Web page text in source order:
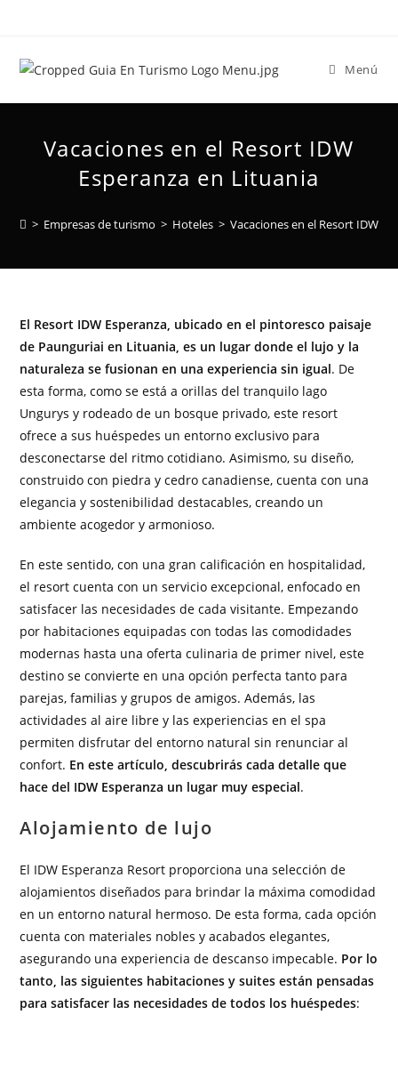
Menú
Vacaciones en el Resort IDW
Esperanza en Lituania
> Empresas de turismo > Hoteles > Vacaciones en el Resort IDW
El Resort IDW Esperanza, ubicado en el pintoresco paisaje
de Paunguriai en Lituania, es un lugar donde el lujo y la
naturaleza se fusionan en una experiencia sin igual. De
esta forma, como se está a orillas del tranquilo lago
Ungurys y rodeado de un bosque privado, este resort
ofrece a sus huéspedes un entorno exclusivo para
desconectarse del ritmo cotidiano. Asimismo, su diseño,
construido con piedra y cedro canadiense, cuenta con una
elegancia y sostenibilidad destacables, creando un
ambiente acogedor y armonioso.
En este sentido, con una gran calificación en hospitalidad,
el resort cuenta con un servicio excepcional, enfocado en
satisfacer las necesidades de cada visitante. Empezando
por habitaciones equipadas con todas las comodidades
modernas hasta una oferta culinaria de primer nivel, este
destino se convierte en una opción perfecta tanto para
parejas, familias y grupos de amigos. Además, las
actividades al aire libre y las experiencias en el spa
permiten disfrutar del entorno natural sin renunciar al
confort. En este artículo, descubrirás cada detalle que
hace del IDW Esperanza un lugar muy especial.
Alojamiento de lujo
El IDW Esperanza Resort proporciona una selección de
alojamientos diseñados para brindar la máxima comodidad
en un entorno natural hermoso. De esta forma, cada opción
cuenta con materiales nobles y acabados elegantes,
asegurando una experiencia de descanso impecable. Por lo
tanto, las siguientes habitaciones y suites están pensadas
para satisfacer las necesidades de todos los huéspedes: